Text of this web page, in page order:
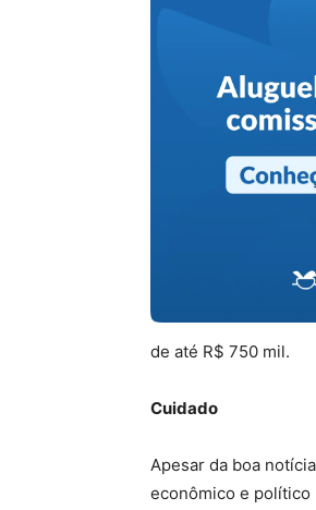
de até R$ 750 mil.
Cuidado
Apesar da boa
econômico e político